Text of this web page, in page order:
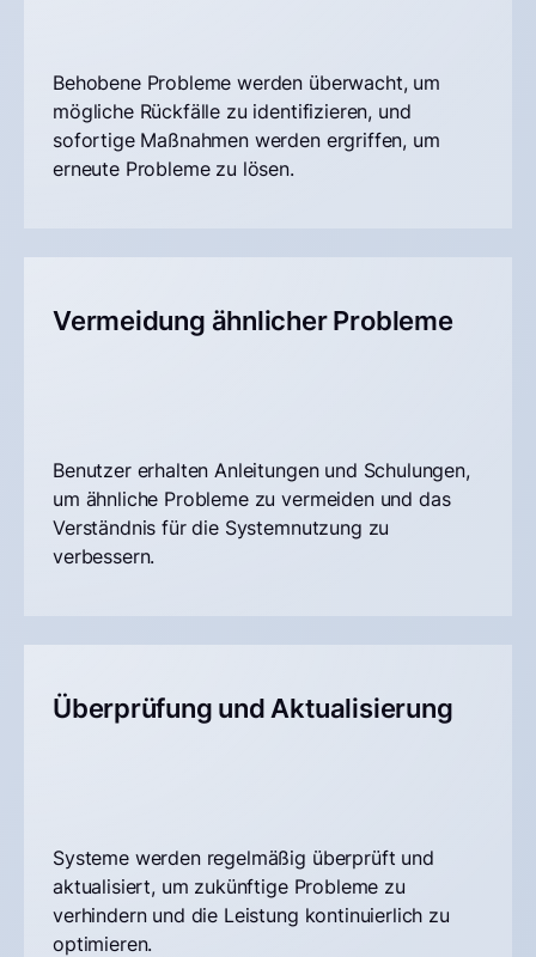
Behobene Probleme werden überwacht, um
mögliche Rückfälle zu identifizieren, und
sofortige Maßnahmen werden ergriffen, um
erneute Probleme zu lösen.
Vermeidung ähnlicher Probleme
Benutzer erhalten Anleitungen und Schulungen,
um ähnliche Probleme zu vermeiden und das
Verständnis für die Systemnutzung zu
verbessern.
Überprüfung und Aktualisierung
Systeme werden regelmäßig überprüft und
aktualisiert, um zukünftige Probleme zu
verhindern und die Leistung kontinuierlich zu
optimieren.